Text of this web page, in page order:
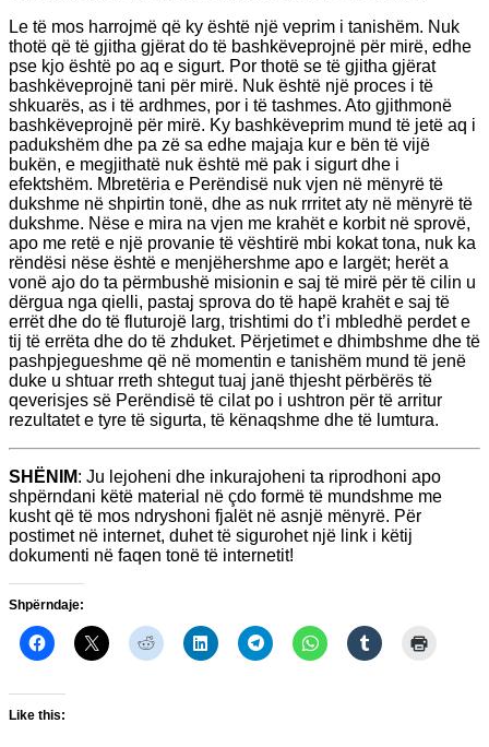
Le të mos harrojmë që ky është një veprim i tanishëm. Nuk
thotë që të gjitha gjërat do të bashkëveprojnë për mirë, edhe
pse kjo është po aq e sigurt. Por thotë se të gjitha gjërat
bashkëveprojnë tani për mirë. Nuk është një proces i të
shkuarës, as i të ardhmes, por i të tashmes. Ato gjithmonë
bashkëveprojnë për mirë. Ky bashkëveprim mund të jetë aq i
padukshëm dhe pa zë sa edhe majaja kur e bën të vijë
bukën, e megjithatë nuk është më pak i sigurt dhe i
efektshëm. Mbretëria e Perëndisë nuk vjen në mënyrë të
dukshme në shpirtin tonë, dhe as nuk rrritet aty në mënyrë të
dukshme. Nëse e mira na vjen me krahët e korbit në sprovë,
apo me retë e një provanie të vështirë mbi kokat tona, nuk ka
rëndësi nëse është e menjëhershme apo e largët; herët a
vonë ajo do ta përmbushë misionin e saj të mirë për të cilin u
dërgua nga qielli, pastaj sprova do të hapë krahët e saj të
errët dhe do të fluturojë larg, trishtimi do t’i mbledhë perdet e
tij të errëta dhe do të zhduket. Përjetimet e dhimbshme dhe të
pashpjegueshme që në momentin e tanishëm mund të jenë
duke u shtuar rreth shtegut tuaj janë thjesht përbërës të
qeverisjes së Perëndisë të cilat po i ushtron për të arritur
rezultatet e tyre të sigurta, të kënaqshme dhe të lumtura.
SHËNIM: Ju lejoheni dhe inkurajoheni ta riprodhoni apo
shpërndani këtë material në çdo formë të mundshme me
kusht që të mos ndryshoni fjalët në asnjë mënyrë. Për
postimet në internet, duhet të sigurohet një link i këtij
dokumenti në faqen tonë të internetit!
Shpërndaje:
Like this: